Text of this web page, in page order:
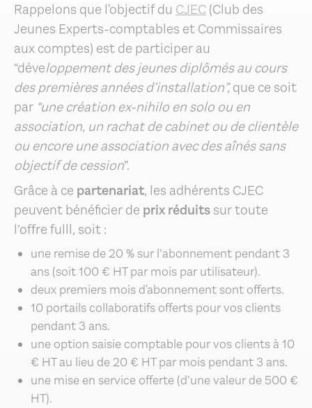
Rappelons que l'objectif du CJEC(Club des
Jeunes Experts-comptables et Commissaires
aux comptes) est de participer au
“développement des jeunes diplômés au cours
des premières années d’installation”,que ce soit
par “une création ex-nihilo en solo ou en
association, un rachat de cabinet ou de clientèle
ou encore une association avec des aînés sans
objectif de cession”.
Grâce à ce partenariat, les adhérents CJEC
peuvent bénéficier de prix réduitssur toute
l’offre fulll, soit :
une remise de 20 % sur l’abonnement pendant 3
ans (soit 100 € HT par mois par utilisateur).
deux premiers mois d'abonnement sont offerts.
10 portails collaboratifs offerts pour vos clients
pendant 3 ans.
une option saisie comptable pour vos clients à 10
€ HT au lieu de 20 € HT par mois pendant 3 ans.
une mise en service offerte (d’une valeur de 500 €
HT).